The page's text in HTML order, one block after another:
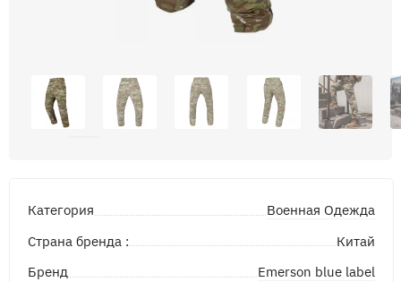
Категория
Военная Одежда
Страна бренда :
Китай
Бренд
Emerson blue label